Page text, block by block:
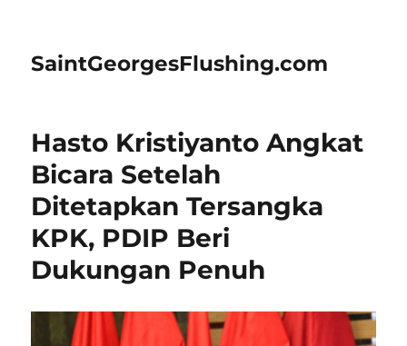
SaintGeorgesFlushing.com
Hasto Kristiyanto Angkat
Bicara Setelah
Ditetapkan Tersangka
KPK, PDIP Beri
Dukungan Penuh